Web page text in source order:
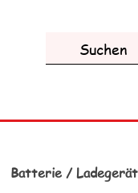
Batterie / Ladegerät